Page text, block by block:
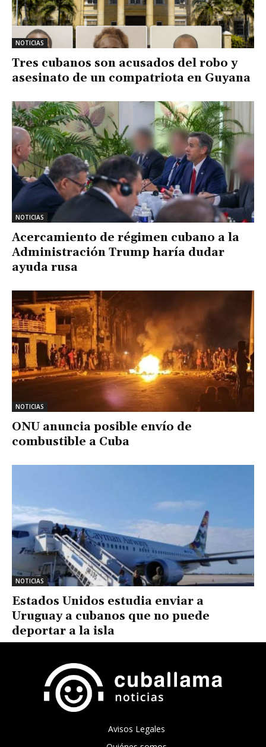
NOTICIAS
Tres cubanos son acusados del robo y
asesinato de un compatriota en Guyana
NOTICIAS
Acercamiento de régimen cubano a la
Administración Trump haría dudar
ayuda rusa
NOTICIAS
ONU anuncia posible envío de
combustible a Cuba
NOTICIAS
Estados Unidos estudia enviar a
Uruguay a cubanos que no puede
deportar a la isla
Avisos Legales